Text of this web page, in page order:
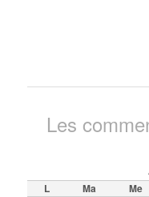
Les
L Ma Me